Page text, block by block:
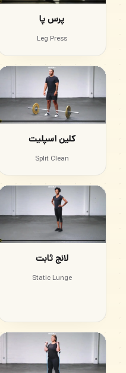
پرس پا
Leg Press
کلین اسپلیت
Split Clean
لانج ثابت
Static Lunge